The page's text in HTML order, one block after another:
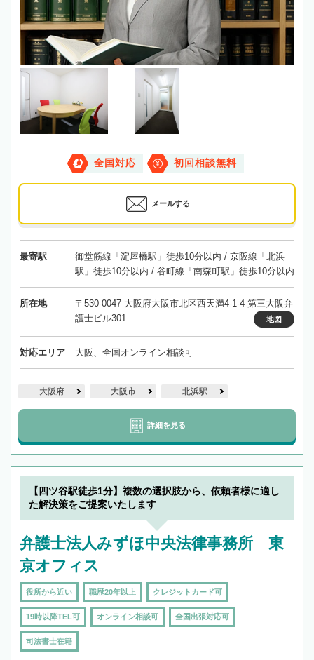
全国対応 初回相談無料
メールする
最寄駅
御堂筋線「淀屋橋駅」徒歩10分以内 / 京阪線「北浜
駅」徒歩10分以内 / 谷町線「南森町駅」徒歩10分以内
所在地
〒530-0047 大阪府大阪市北区西天満4-1-4 第三大阪弁
護士ビル301
地図
対応エリア 大阪、全国オンライン相談可
大阪府 大阪市 北浜駅
詳細を見る
【四ツ谷駅徒歩1分】複数の選択肢から、依頼者様に適し
た解決策をご提案いたします
弁護士法人みずほ中央法律事務所 東
京オフィス
役所から近い 職歴20年以上 クレジットカード可
19時以降TEL可 オンライン相談可 全国出張対応可
司法書士在籍